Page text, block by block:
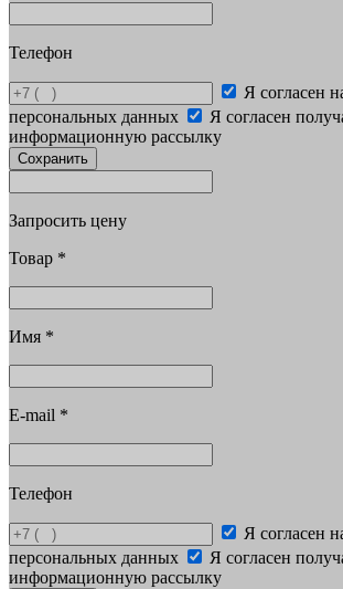
Телефон
Я согласен
персональных данных
Я согласен
информационную рассылку
Сохранить
Запросить цену
Товар *
Имя *
E-mail *
Телефон
Я согласен
персональных данных
Я согласен
информационную рассылку